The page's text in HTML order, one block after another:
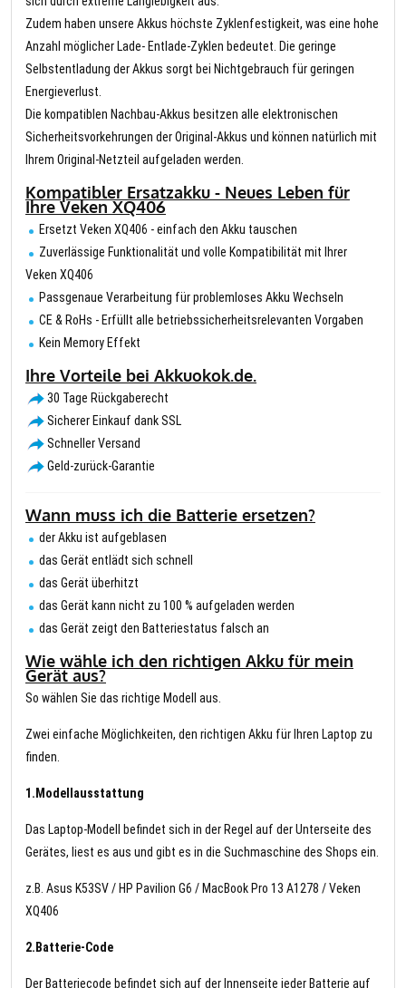
Zudem haben unsere Akkus höchste Zyklenfestigkeit, was eine hohe
Anzahl möglicher Lade- Entlade-Zyklen bedeutet. Die geringe
Selbstentladung der Akkus sorgt bei Nichtgebrauch für geringen
Energieverlust.
Die kompatiblen Nachbau-Akkus besitzen alle elektronischen
Sicherheitsvorkehrungen der Original-Akkus und können natürlich mit
Ihrem Original-Netzteil aufgeladen werden.
Kompatibler Ersatzakku - Neues Leben für
Ihre Veken XQ406
Ersetzt Veken XQ406 - einfach den Akku tauschen
Zuverlässige Funktionalität und volle Kompatibilität mit Ihrer
Veken XQ406
Passgenaue Verarbeitung für problemloses Akku Wechseln
CE & RoHs - Erfüllt alle betriebssicherheitsrelevanten Vorgaben
Kein Memory Effekt
Ihre Vorteile bei Akkuokok.de.
30 Tage Rückgaberecht
Sicherer Einkauf dank SSL
Schneller Versand
Geld-zurück-Garantie
Wann muss ich die Batterie ersetzen?
der Akku ist aufgeblasen
das Gerät entlädt sich schnell
das Gerät überhitzt
das Gerät kann nicht zu 100 % aufgeladen werden
das Gerät zeigt den Batteriestatus falsch an
Wie wähle ich den richtigen Akku für mein
Gerät aus?
So wählen Sie das richtige Modell aus.
Zwei einfache Möglichkeiten, den richtigen Akku für Ihren Laptop zu
finden.
1.Modellausstattung
Das Laptop-Modell befindet sich in der Regel auf der Unterseite des
Gerätes, liest es aus und gibt es in die Suchmaschine des Shops ein.
z.B. Asus K53SV / HP Pavilion G6 / MacBook Pro 13 A1278 / Veken
XQ406
2.Batterie-Code
Der Batteriecode befindet sich auf der Innenseite jeder Batterie auf